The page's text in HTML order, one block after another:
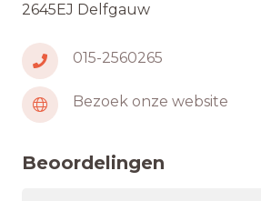
2645EJ Delfgauw
015-2560265
Bezoek onze website
Beoordelingen